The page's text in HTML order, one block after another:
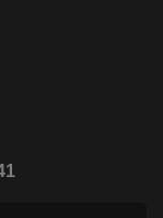
ventana nueva)